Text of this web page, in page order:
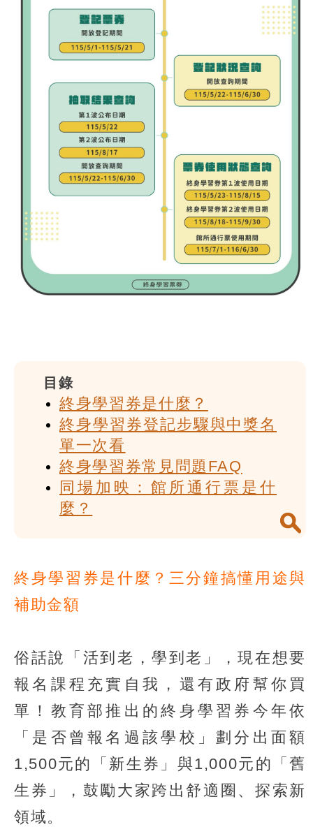
目錄
終身學習券是什麼？
終身學習券登記步驟與中獎名
單一次看
終身學習券常見問題FAQ
同場加映：館所通行票是什
麼？
終身學習券是什麼？三分鐘搞懂用途與
補助金額
俗話說「活到老，學到老」，現在想要
報名課程充實自我，還有政府幫你買
單！教育部推出的終身學習券今年依
「是否曾報名過該學校」劃分出面額
1,500元的「新生券」與1,000元的「舊
生券」，鼓勵大家跨出舒適圈、探索新
領域。